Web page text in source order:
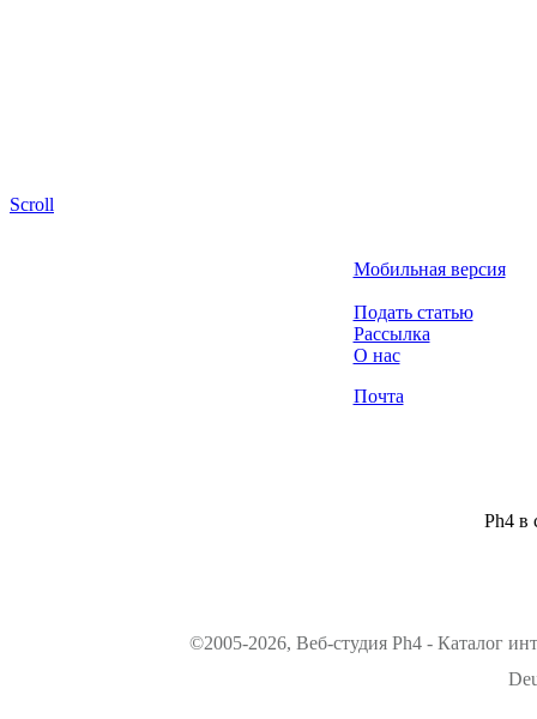
Scroll
Мобильная версия
Подать статью
Рассылка
О нас
Почта
Ph4 в
©2005-2026, Веб-студия Ph4 - Каталог